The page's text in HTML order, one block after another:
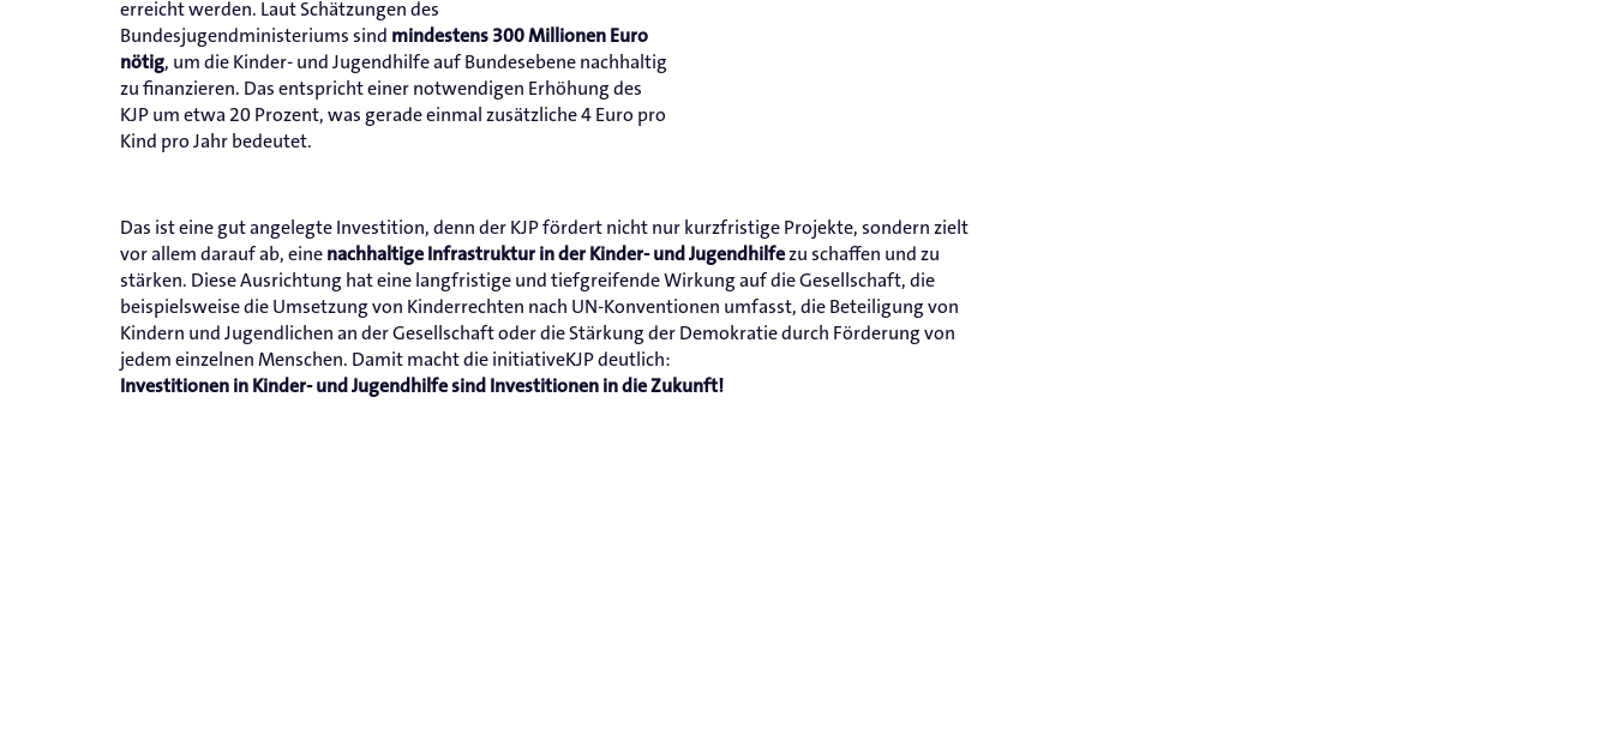
erreicht werden. Laut Schätzungen des
Bundesjugendministeriums sind mindestens 300 Millionen Euro
nötig, um die Kinder- und Jugendhilfe auf Bundesebene nachhaltig
zu finanzieren. Das entspricht einer notwendigen Erhöhung des
KJP um etwa 20 Prozent, was gerade einmal zusätzliche 4 Euro pro
Kind pro Jahr bedeutet.
Das ist eine gut angelegte Investition, denn der KJP fördert nicht nur kurzfristige Projekte, sondern zielt
vor allem darauf ab, eine nachhaltige Infrastruktur in der Kinder- und Jugendhilfezu schaffen und zu
stärken. Diese Ausrichtung hat eine langfristige und tiefgreifende Wirkung auf die Gesellschaft, die
beispielsweise die Umsetzung von Kinderrechten nach UN-Konventionen umfasst, die Beteiligung von
Kindern und Jugendlichen an der Gesellschaft oder die Stärkung der Demokratie durch Förderung von
jedem einzelnen Menschen. Damit macht die initiativeKJP deutlich:
Investitionen in Kinder- und Jugendhilfe sind Investitionen in die Zukunft!